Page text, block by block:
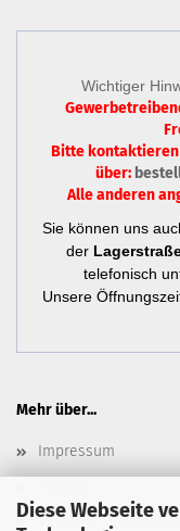
Diese Webseite
Wichtiger
Bitte
über:
Alle anderen
Sie können uns
der
telefonisch
Unsere
Mehr über...
Impressum
Versand- &